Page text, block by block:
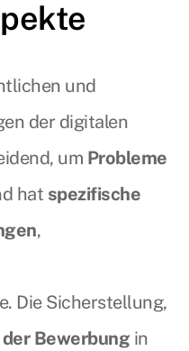
und
der digitalen
um Probleme
hat spezifische
,
Die Sicherstellung,
Bewerbung in